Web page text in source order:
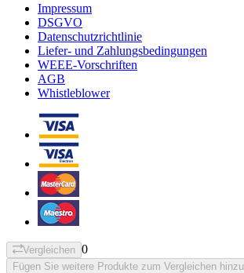
Impressum
DSGVO
Datenschutzrichtlinie
Liefer- und Zahlungsbedingungen
WEEE-Vorschriften
AGB
Whistleblower
Vergleichen 0
Fügen Sie weitere Produkte zum Vergleichen hinzu